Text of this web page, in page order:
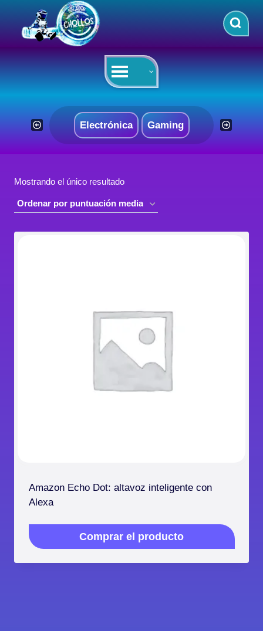
contenido
Electrónica Gaming
Mostrando el único resultado
Amazon Echo Dot: altavoz inteligente con
Alexa
Comprar el producto